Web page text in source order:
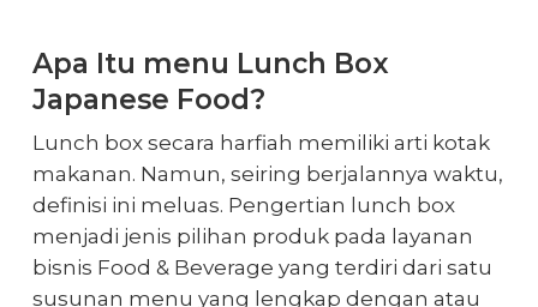
Apa Itu menu Lunch Box
Japanese Food?
Lunch box secara harfiah memiliki arti kotak
makanan. Namun, seiring berjalannya waktu,
definisi ini meluas. Pengertian lunch box
menjadi jenis pilihan produk pada layanan
bisnis Food & Beverage yang terdiri dari satu
susunan menu yang lengkap dengan atau